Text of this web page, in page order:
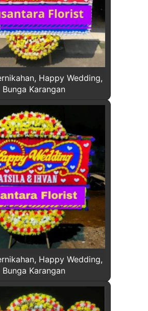
Happy Wedding,
Bunga Karangan
Happy Wedding,
Bunga Karangan